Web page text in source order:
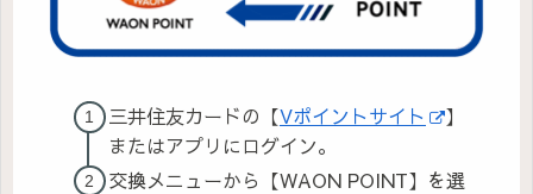
三井住友カードの【Vポイントサイト
】
またはアプリにログイン。
交換メニューから【WAON POINT】を選